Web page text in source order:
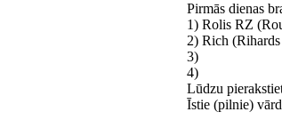
Pirmās dienas
1) Rolis RZ
2) Rich
3)
4)
Lūdzu
Īstie (pilnie)